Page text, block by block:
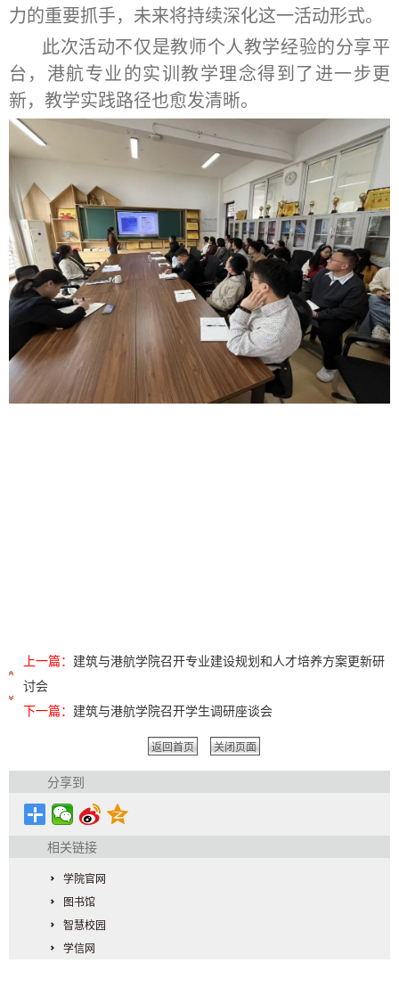
力的重要抓手，未来将持续深化这一活动形式。
此次活动不仅是教师个人教学经验的分享平
台， 港航专业的实训教学理念得到了进一步更
新，教学实践路径也愈发清晰。
上一篇： 建筑与港航学院召开专业建设规划和人才培养方案更新研
讨会
下一篇： 建筑与港航学院召开学生调研座谈会
返回首页 关闭页面
分享到
相关链接
学院官网
图书馆
智慧校园
学信网